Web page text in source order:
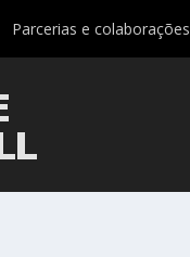
Parcerias e colaborações